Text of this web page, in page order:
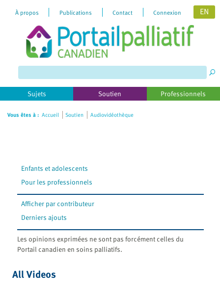
website
includes
an
accessibility
À propos Publications Contact Connexion EN
Sujets Soutien Professionnels
Vous êtes à : Accueil Soutien Audiovidéothèque
Enfants et adolescents
Pour les professionnels
Afficher par contributeur
Derniers ajouts
Les opinions exprimées ne sont pas forcément celles du
Portail canadien en soins palliatifs.
All Videos